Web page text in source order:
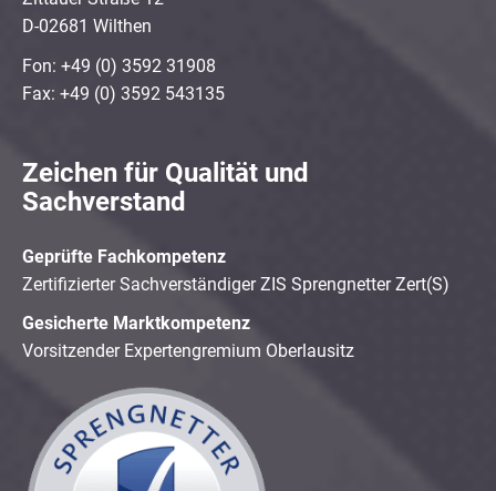
D-02681 Wilthen
Fon: +49 (0) 3592 31908
Fax: +49 (0) 3592 543135
Zeichen für Qualität und
Sachverstand
Geprüfte Fachkompetenz
Zertifizierter Sachverständiger ZIS Sprengnetter Zert(S)
Gesicherte Marktkompetenz
Vorsitzender Expertengremium Oberlausitz